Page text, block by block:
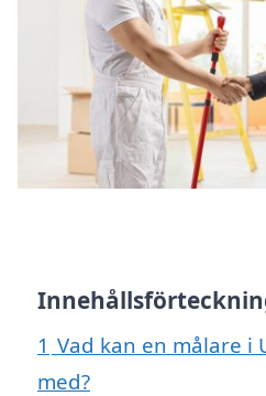
1 Vad kan en målare i
med?